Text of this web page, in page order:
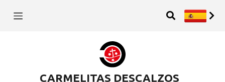
CARMELITAS DESCALZOS